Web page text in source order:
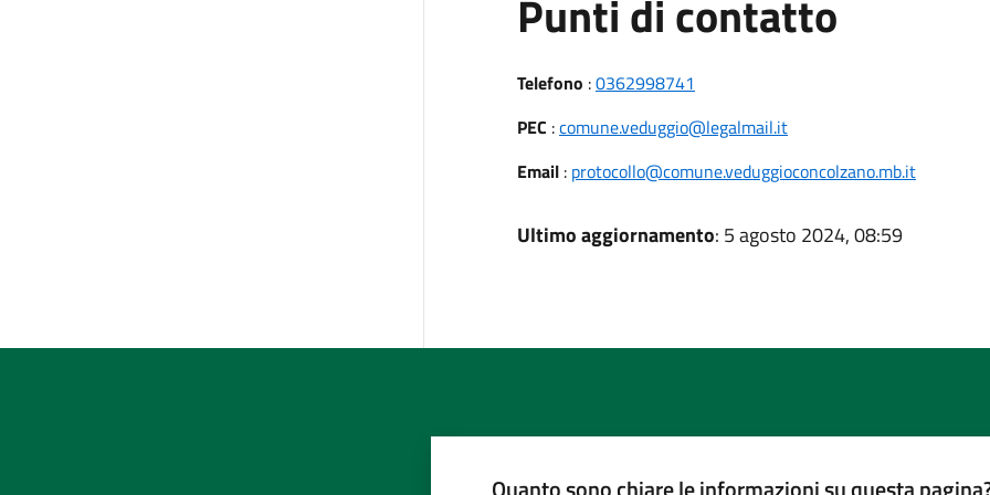
Punti di contatto
Telefono :0362998741
PEC :comune.veduggio@legalmail.it
Email: protocollo@comune.veduggioconcolzano.mb.it
Ultimo aggiornamento: 5 agosto 2024, 08:59